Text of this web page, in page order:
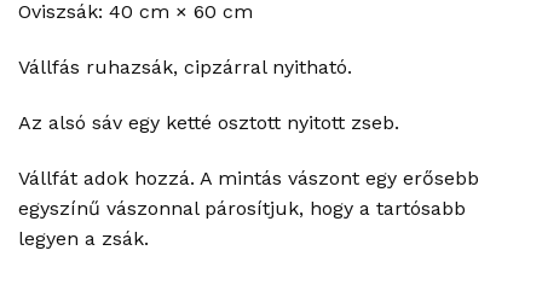
Oviszsák: 40 cm × 60 cm
Vállfás ruhazsák, cipzárral nyitható.
Az alsó sáv egy ketté osztott nyitott zseb.
Vállfát adok hozzá. A mintás vászont egy erősebb
egyszínű vászonnal párosítjuk, hogy a tartósabb
legyen a zsák.